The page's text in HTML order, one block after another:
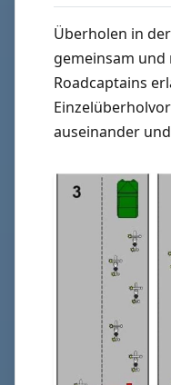
Überholen in
gemeinsam und
Roadcaptains
auseinander